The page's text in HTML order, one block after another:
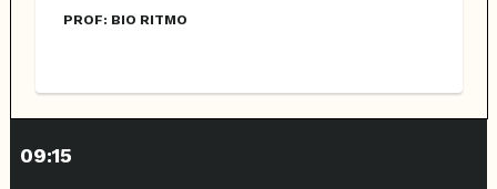
PROF: BIO RITMO
09:15